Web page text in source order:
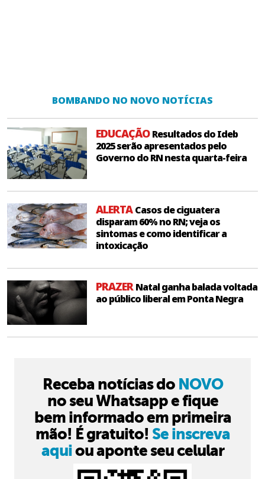
BOMBANDO NO NOVO NOTÍCIAS
EDUCAÇÃOResultados do Ideb
2025 serão apresentados pelo
Governo do RN nesta quarta-feira
ALERTACasos de ciguatera
disparam 60% no RN; veja os
sintomas e como identificar a
intoxicação
PRAZER Natal ganha balada voltada
ao público liberal em Ponta Negra
Receba notícias do NOVO
no seu Whatsapp e fique
bem informado em primeira
mão! É gratuito! Se inscreva
aquiou aponte seu celular